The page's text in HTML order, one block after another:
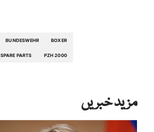
BOXER
BUNDESWEHR
PZH 2000
SPARE PARTS
مزید خبریں